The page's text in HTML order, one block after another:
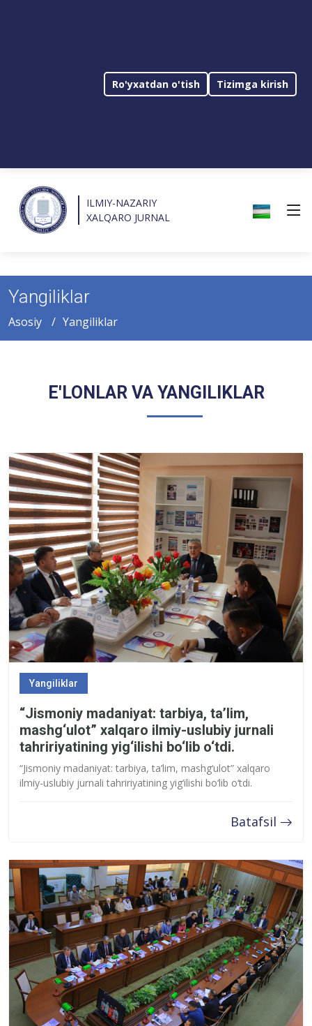
Ro'yxatdan o'tish Tizimga kirish
ILMIY-NAZARIY
XALQARO JURNAL
Yangiliklar
Asosiy Yangiliklar
E'LONLAR VA YANGILIKLAR
Yangiliklar
“Jismoniy madaniyat: tarbiya, ta’lim,
mashg‘ulot” xalqaro ilmiy-uslubiy jurnali
tahririyatining yig‘ilishi bo‘lib o‘tdi.
“Jismoniy madaniyat: tarbiya, ta’lim, mashg‘ulot” xalqaro
ilmiy-uslubiy jurnali tahririyatining yig‘ilishi bo‘lib o‘tdi.
Batafsil